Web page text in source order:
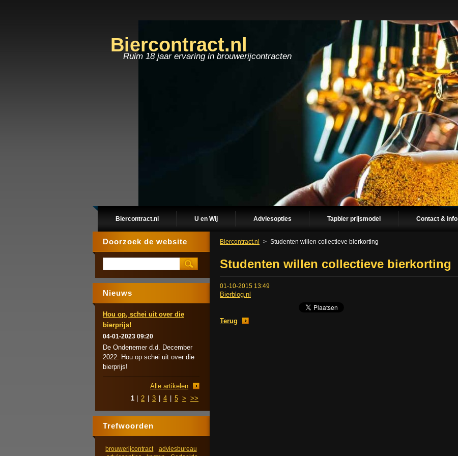
Biercontract.nl
Ruim 18 jaar ervaring in brouwerijcontracten
Biercontract.nl U en Wij Adviesopties Tapbier prijsmodel Contact & info
Biercontract.nl > Studenten willen collectieve bierkorting
Studenten willen collectieve bierkorting
01-10-2015 13:49
Bierblog.nl
Terug
Doorzoek de website
Nieuws
Hou op, schei uit over die
bierprijs!
04-01-2023 09:20
De Ondenemer d.d. December
2022: Hou op schei uit over die
bierprijs!
Alle artikelen
1
2 3 4 5 > >>
Trefwoorden
brouwerijcontract
adviesbureau